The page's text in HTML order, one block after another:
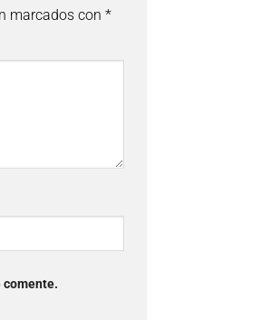
marcados con *
comente.